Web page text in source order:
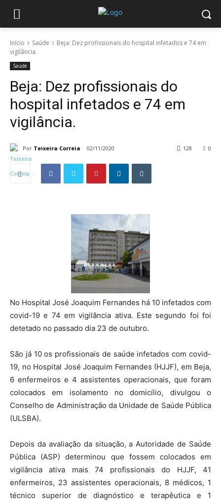
Início Saúde
Beja: Dez profissionais do hospital infetados e 74 em
vigilância.
Saúde
Beja: Dez profissionais do
hospital infetados e 74 em
vigilância.
Por Teixeira Correia 02/11/2020 0
128
No Hospital José Joaquim Fernandes há 10 infetados com
covid-19 e 74 em vigilância ativa. Este segundo foi foi
detetado no passado dia 23 de outubro.
São já 10 os profissionais de saúde infetados com covid-
19, no Hospital José Joaquim Fernandes (HJJF), em Beja,
6 enfermeiros e 4 assistentes operacionais, que foram
colocados em isolamento no domicílio, divulgou o
Conselho de Administração da Unidade de Saúde Pública
(ULSBA).
Depois da avaliação da situação, a Autoridade de Saúde
Pública (ASP) determinou que fossem colocados em
vigilância ativa mais 74 profissionais do HJJF, 41
enfermeiros, 23 assistentes operacionais, 8 médicos, 1
técnico superior de diagnóstico e terapêutica e 1